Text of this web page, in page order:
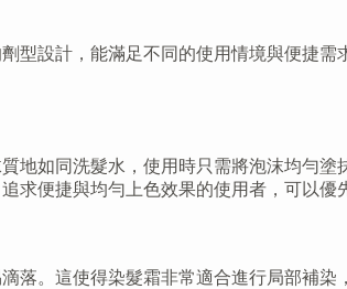
型設計，能滿足不同的使用情境與便捷
地如同洗髮水，使用時只需將泡沫均勻
便捷與均勻上色效果的使用者，可以優
落。這使得染髮霜非常適合進行局部補